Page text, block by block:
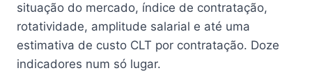
situação do mercado, índice de contratação,
rotatividade, amplitude salarial e até uma
estimativa de custo CLT por contratação. Doze
indicadores num só lugar.